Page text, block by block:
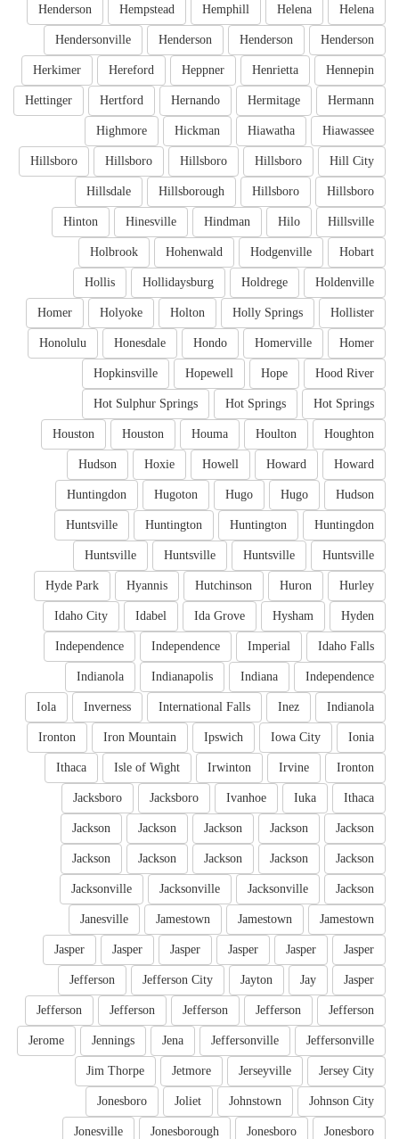
Helena
Helena
Hemphill
Hempstead
Henderson
Henderson
Henderson
Henderson
Hendersonville
Hennepin
Henrietta
Heppner
Hereford
Herkimer
Hermann
Hermitage
Hernando
Hertford
Hettinger
Hiawassee
Hiawatha
Hickman
Highmore
Hill City
Hillsboro
Hillsboro
Hillsboro
Hillsboro
Hillsboro
Hillsboro
Hillsborough
Hillsdale
Hillsville
Hilo
Hindman
Hinesville
Hinton
Hobart
Hodgenville
Hohenwald
Holbrook
Holdenville
Holdrege
Hollidaysburg
Hollis
Hollister
Holly Springs
Holton
Holyoke
Homer
Homer
Homerville
Hondo
Honesdale
Honolulu
Hood River
Hope
Hopewell
Hopkinsville
Hot Springs
Hot Springs
Hot Sulphur Springs
Houghton
Houlton
Houma
Houston
Houston
Howard
Howard
Howell
Hoxie
Hudson
Hudson
Hugo
Hugo
Hugoton
Huntingdon
Huntingdon
Huntington
Huntington
Huntsville
Huntsville
Huntsville
Huntsville
Huntsville
Hurley
Huron
Hutchinson
Hyannis
Hyde Park
Hyden
Hysham
Ida Grove
Idabel
Idaho City
Idaho Falls
Imperial
Independence
Independence
Independence
Indiana
Indianapolis
Indianola
Indianola
Inez
International Falls
Inverness
Iola
Ionia
Iowa City
Ipswich
Iron Mountain
Ironton
Ironton
Irvine
Irwinton
Isle of Wight
Ithaca
Ithaca
Iuka
Ivanhoe
Jacksboro
Jacksboro
Jackson
Jackson
Jackson
Jackson
Jackson
Jackson
Jackson
Jackson
Jackson
Jackson
Jackson
Jacksonville
Jacksonville
Jacksonville
Jamestown
Jamestown
Jamestown
Janesville
Jasper
Jasper
Jasper
Jasper
Jasper
Jasper
Jasper
Jay
Jayton
Jefferson City
Jefferson
Jefferson
Jefferson
Jefferson
Jefferson
Jefferson
Jeffersonville
Jeffersonville
Jena
Jennings
Jerome
Jersey City
Jerseyville
Jetmore
Jim Thorpe
Johnson City
Johnstown
Joliet
Jonesboro
Jonesboro
Jonesboro
Jonesborough
Jonesville